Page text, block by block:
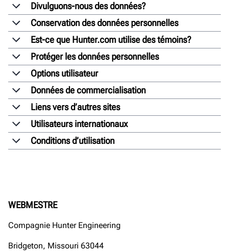
Divulguons-nous des données?
Conservation des données personnelles
Est-ce que Hunter.com utilise des témoins?
Protéger les données personnelles
Options utilisateur
Données de commercialisation
Liens vers d’autres sites
Utilisateurs internationaux
Conditions d’utilisation
WEBMESTRE
Compagnie Hunter Engineering
Bridgeton, Missouri 63044